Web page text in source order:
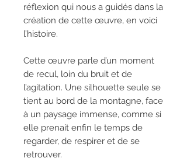
réflexion qui nous a guidés dans la
création de cette œuvre, en voici
l’histoire.
Cette œuvre parle d’un moment
de recul, loin du bruit et de
l’agitation. Une silhouette seule se
tient au bord de la montagne, face
à un paysage immense, comme si
elle prenait enfin le temps de
regarder, de respirer et de se
retrouver.